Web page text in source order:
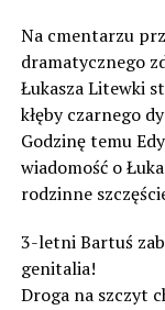
Na cmentarzu
dramatycznego
Łukasza Litewki
kłęby czarnego
Godzinę temu
wiadomość o
rodzinne
3-letni Bartuś
genitalia!
Droga na szczyt